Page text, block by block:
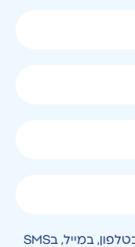
אני מאשר/ת קבלת חומר פרסומי בטלפון, במייל, בSMS